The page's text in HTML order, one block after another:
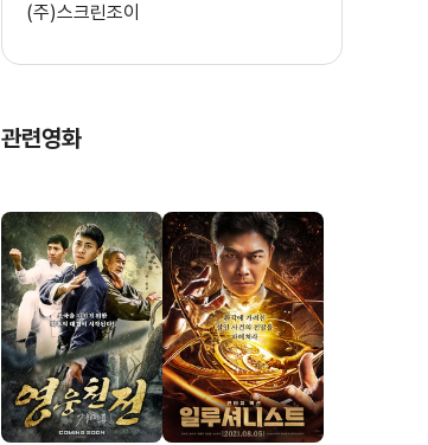
(주)스크린조이
관련영화